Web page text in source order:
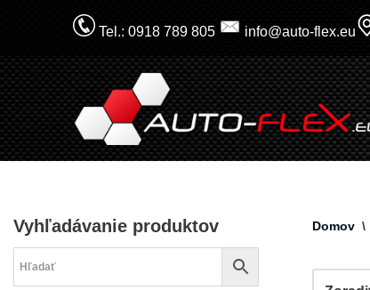
na
obsah
Tel.: 0918 789 805 info@auto-flex.eu
Vyhľadávanie produktov Domov \